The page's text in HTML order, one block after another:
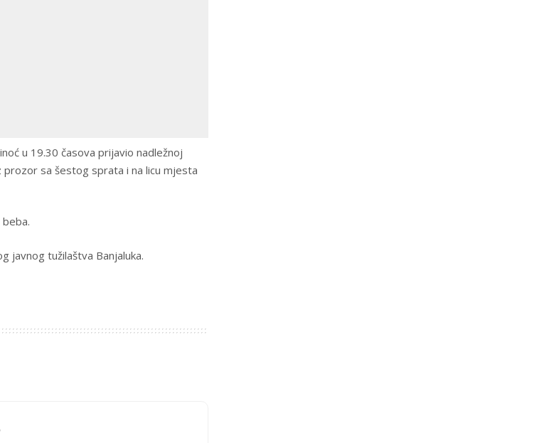
u 19.30 časova prijavio nadležnoj
prozor sa šestog sprata i na licu mjesta
javnog tužilaštva Banjaluka.